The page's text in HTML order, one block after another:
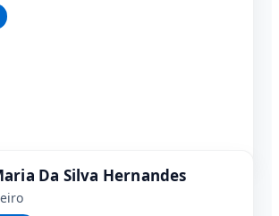
Da Silva Hernandes